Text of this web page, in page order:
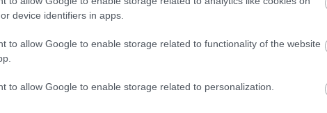
device identifiers in apps.
to allow Google to enable storage related to functionality of the website
to allow Google to enable storage related to personalization.
una
brillanti
Pietre:Onice